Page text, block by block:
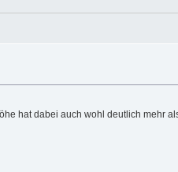
hat dabei auch wohl deutlich mehr